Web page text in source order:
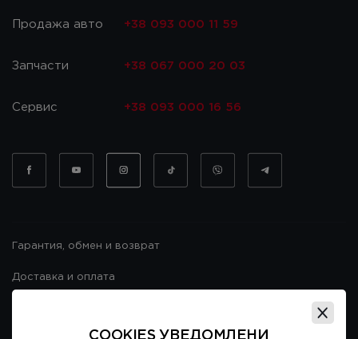
Продажа авто +38 093 000 11 59
Запчасти +38 067 000 20 03
Сервис +38 093 000 16 56
Гарантия, обмен и возврат
Доставка и оплата
COOKIES УВЕДОМЛЕНИ